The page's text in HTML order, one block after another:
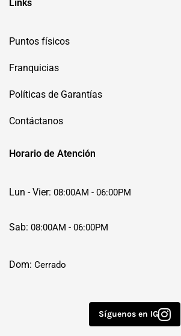
Links
Puntos físicos
Franquicias
Políticas de Garantías
Contáctanos
Horario de Atención
Lun - Vier: 08:00AM - 06:00PM
Sab: 08:00AM - 06:00PM
Dom: Cerrado
Síguenos en IG